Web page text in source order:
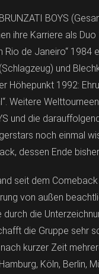
BOYS
ihre Karriere als
de Janeiro“ 1984
und
Höhepunkt 1992:
Weitere
und die
noch einmal
dessen Ende
seit dem
von außen
die
die Gruppe sehr
kurzer Zeit
Köln, Berlin,